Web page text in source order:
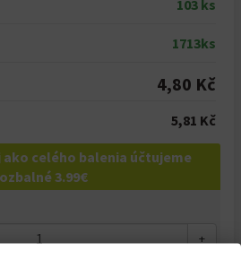
103 ks
1713ks
4,80 Kč
5,81 Kč
ako celého balenia účtujeme
3.99€
+